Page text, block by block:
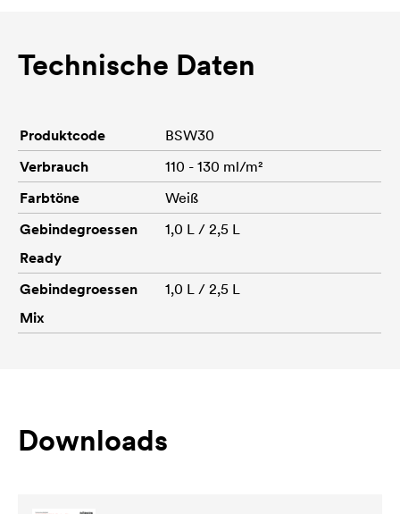
Technische Daten
Produktcode
BSW30
Verbrauch
110 - 130 ml/m²
Farbtöne
Weiß
Gebindegroessen
Ready
1,0 L / 2,5 L
Gebindegroessen
Mix
1,0 L / 2,5 L
Downloads